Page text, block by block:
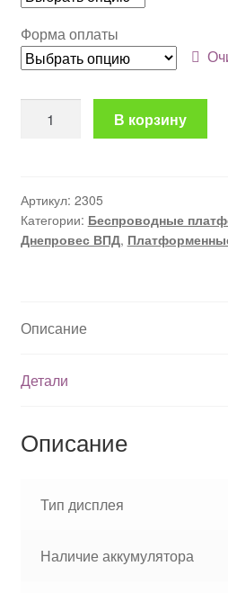
Форма оплаты
товара
весы
ВПД
1212
В корзину
Артикул: 2305
Категории: Беспроводные
Днепровес ВПД,
Описание
Детали
Описание
Тип дисплея
Наличие аккумулятора